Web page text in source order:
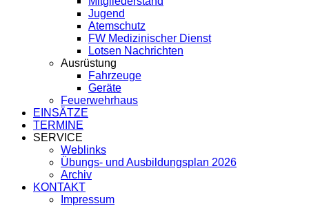
Jugend
Atemschutz
FW Medizinischer Dienst
Lotsen Nachrichten
Ausrüstung
Fahrzeuge
Geräte
Feuerwehrhaus
EINSÄTZE
TERMINE
SERVICE
Weblinks
Übungs- und Ausbildungsplan 2026
Archiv
KONTAKT
Impressum